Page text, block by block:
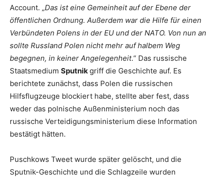
Account. „Das ist eine Gemeinheit auf der Ebene der
öffentlichen Ordnung. Außerdem war die Hilfe für einen
Verbündeten Polens in der EU und der NATO. Von nun an
sollte Russland Polen nicht mehr auf halbem Weg
begegnen, in keiner Angelegenheit.“ Das russische
Staatsmedium Sputnik griff die Geschichte auf. Es
berichtete zunächst, dass Polen die russischen
Hilfsflugzeuge blockiert habe, stellte aber fest, dass
weder das polnische Außenministerium noch das
russische Verteidigungsministerium diese Information
bestätigt hätten.
Puschkows Tweet wurde später gelöscht, und die
Sputnik-Geschichte und die Schlagzeile wurden